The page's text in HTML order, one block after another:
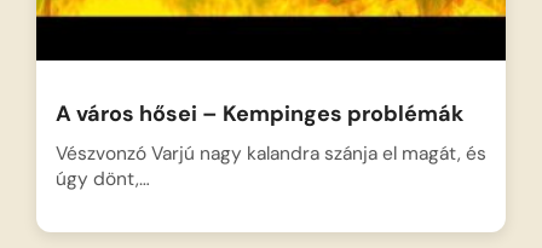
A város hősei – Kempinges problémák
Vészvonzó Varjú nagy kalandra szánja el magát, és
úgy dönt,…